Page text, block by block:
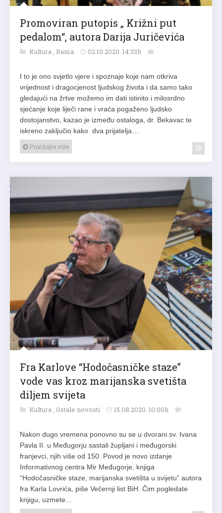
Promoviran putopis „ Križni put
pedalom“, autora Darija Juričevića
Kultura , Rama 02.10.2020. 14:33h
I to je ono svjetlo vjere i spoznaje koje nam otkriva
vrijednost i dragocjenost ljudskog života i da samo tako
gledajući na žrtve možemo im dati istinito i milosrdno
sjećanje koje liječi rane i vraća pogaženo ljudsko
dostojanstvo, kazao je između ostaloga, dr. Bekavac te
iskreno zaključio kako dva prijatelja…
Pročitajte više
Fra Karlove “Hodočasničke staze”
vode vas kroz marijanska svetišta
diljem svijeta
Kultura Ostale novosti 15.08.2020. 10:00h
Nakon dugo vremena ponovno su se u dvorani sv. Ivana
Pavla II. u Međugorju sastali župljani i međugorski
franjevci, njih više od 150. Povod je novo izdanje
Informativnog centra Mir Međugorje, knjiga
“Hodočasničke staze, marijanska svetišta u svijetu” autora
fra Karla Lovrića, piše Večernji list BiH. Čim pogledate
knjigu, uzmete…